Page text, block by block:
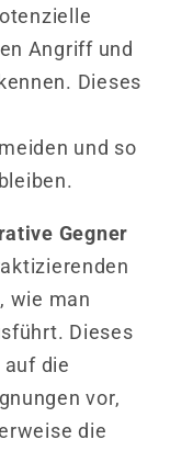
Angriff und
Dieses
und so
Gegner
wie man
Dieses
die
vor,
die